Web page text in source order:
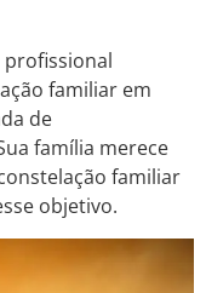
familiar em
de
família merece
familiar
objetivo.